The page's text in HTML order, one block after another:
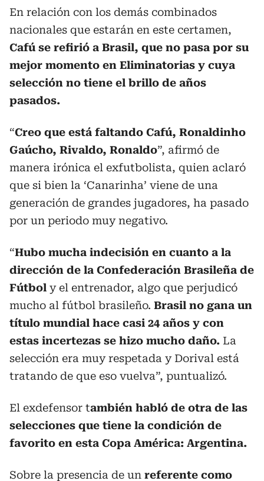
En relación con los demás combinados
nacionales que estarán en este certamen,
Cafú se refirió a Brasil, que no pasa por su
mejor momento en Eliminatorias y cuya
selección no tiene el brillo de años
pasados.
“Creo que está faltando Cafú, Ronaldinho
Gaúcho, Rivaldo, Ronaldo”, afirmó de
manera irónica el exfutbolista, quien aclaró
que si bien la ‘Canarinha’ viene de una
generación de grandes jugadores, ha pasado
por un periodo muy negativo.
“Hubo mucha indecisión en cuanto a la
dirección de la Confederación Brasileña de
Fútbol y el entrenador, algo que perjudicó
mucho al fútbol brasileño. Brasil no gana un
título mundial hace casi 24 años y con
estas incertezas se hizo mucho daño. La
selección era muy respetada y Dorival está
tratando de que eso vuelva”, puntualizó.
El exdefensor también habló de otra de las
selecciones que tiene la condición de
favorito en esta Copa América: Argentina.
Sobre la presencia de un referente como